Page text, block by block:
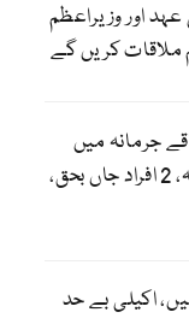
اور وزیراعظم
کریں گے
جرمانہ میں
منی بس میں دھماکہ، 2 افراد جاں بحق،
اکیلی بے حد